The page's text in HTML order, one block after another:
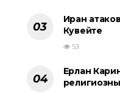
Иран
Кувейте
53
Ерлан